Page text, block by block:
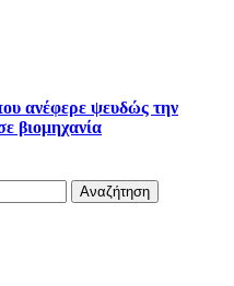
ανέφερε ψευδώς την
βιομηχανία